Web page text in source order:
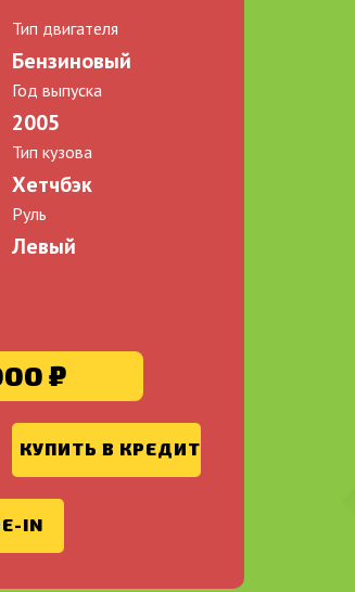
Тип двигателя
Бензиновый
Год выпуска
2005
Тип кузова
Хетчбэк
Руль
Левый
₽
КУПИТЬ В КРЕДИТ
IN